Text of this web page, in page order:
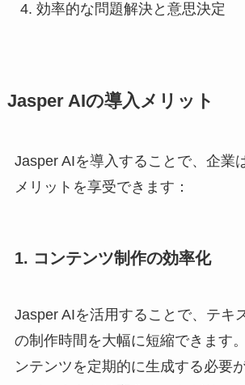
効率的な問題解決と意思決定
Jasper AIの導入メリット
Jasper AIを導入することで、企業
メリットを享受できます：
1. コンテンツ制作の効率化
Jasper AIを活用することで、テキ
の制作時間を大幅に短縮できます
ンテンツを定期的に生成する必要